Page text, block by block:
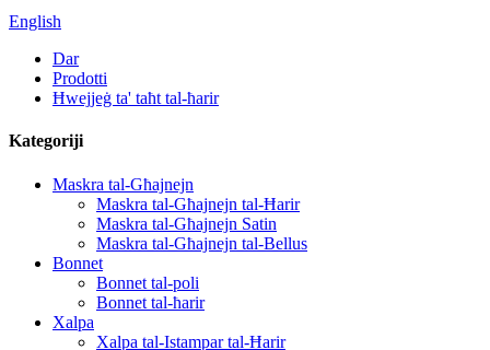
English
Dar
Prodotti
Ħwejjeġ ta' taħt tal-ħarir
Kategoriji
Maskra tal-Għajnejn
Maskra tal-Għajnejn tal-Ħarir
Maskra tal-Għajnejn Satin
Maskra tal-Għajnejn tal-Bellus
Bonnet
Bonnet tal-poli
Bonnet tal-ħarir
Xalpa
Xalpa tal-Istampar tal-Ħarir